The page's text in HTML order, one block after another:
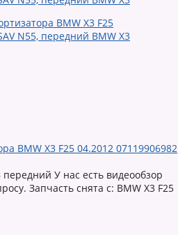
BMW X3 F25 04.2012 07119906982
У нас есть видеообзор
Запчасть снята с: BMW X3 F25